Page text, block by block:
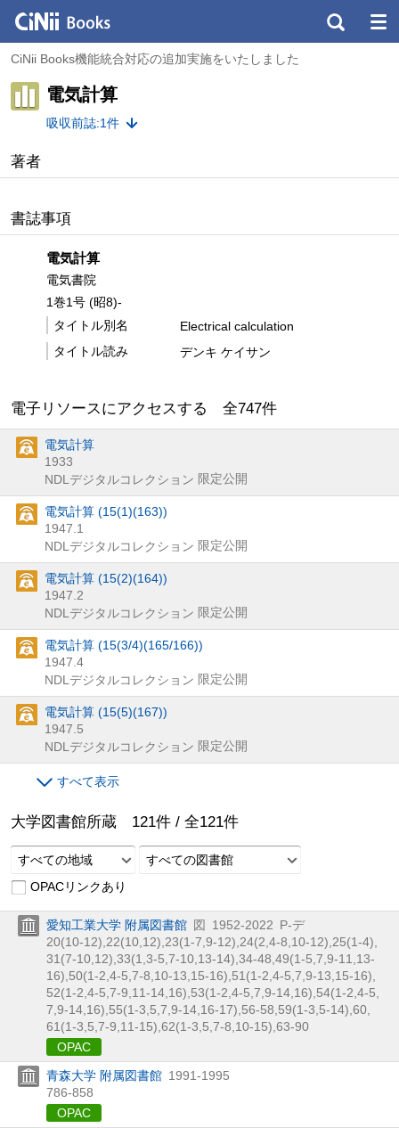
CiNii Books機能統合対応の追加実施をいたしました
電気計算
吸収前誌:1件
著者
書誌事項
電気計算
電気書院
1巻1号 (昭8)-
タイトル別名
Electrical calculation
タイトル読み
デンキ ケイサン
電子リソースにアクセスする 全747件
電気計算
1933
NDLデジタルコレクション 限定公開
電気計算 (15(1)(163))
1947.1
NDLデジタルコレクション 限定公開
電気計算 (15(2)(164))
1947.2
NDLデジタルコレクション 限定公開
電気計算 (15(3/4)(165/166))
1947.4
NDLデジタルコレクション 限定公開
電気計算 (15(5)(167))
1947.5
NDLデジタルコレクション 限定公開
すべて表示
大学図書館所蔵 121件 / 全121件
すべての地域
すべての図書館
OPACリンクあり
愛知工業大学 附属図書館 図 1952-2022 P-デ
20(10-12), 22(10, 12), 23(1-7, 9-12), 24(2, 4-8, 10-12), 25(1-4),
31(7-10, 12), 33(1, 3-5, 7-10, 13-14), 34-48, 49(1-5, 7, 9-11, 13-
16), 50(1-2, 4-5, 7-8, 10-13, 15-16), 51(1-2, 4-5, 7, 9-13, 15-16),
52(1-2, 4-5, 7-9, 11-14, 16), 53(1-2, 4-5, 7, 9-14, 16), 54(1-2, 4-5,
7, 9-14, 16), 55(1-3, 5, 7, 9-14, 16-17), 56-58, 59(1-3, 5-14), 60,
61(1-3, 5, 7-9, 11-15), 62(1-3, 5, 7-8, 10-15), 63-90
OPAC
青森大学 附属図書館 1991-1995
786-858
OPAC